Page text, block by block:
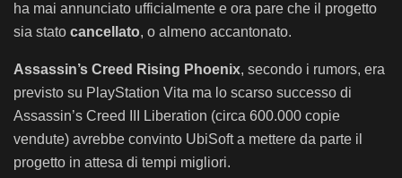
ha mai annunciato ufficialmente e ora pare che il progetto
sia stato cancellato, o almeno accantonato.
Assassin’s Creed Rising Phoenix, secondo i rumors, era
previsto su PlayStation Vita ma lo scarso successo di
Assassin’s Creed III Liberation (circa 600.000 copie
vendute) avrebbe convinto UbiSoft a mettere da parte il
progetto in attesa di tempi migliori.